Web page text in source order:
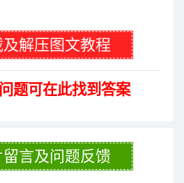
及解压图文教程
题可在此找到答案
留言及问题反馈